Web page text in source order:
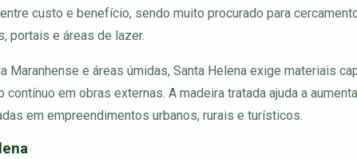
custo e benefício, sendo muito procurado para
portais e áreas de lazer.
Maranhense e áreas úmidas, Santa Helena exige materiais
em obras externas. A madeira tratada ajuda a
em empreendimentos urbanos, rurais e turísticos.